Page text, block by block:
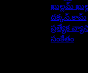
ఖుల్లమ్
దక్కన్.కామ్
ప్రత్యేక
సంకేతం